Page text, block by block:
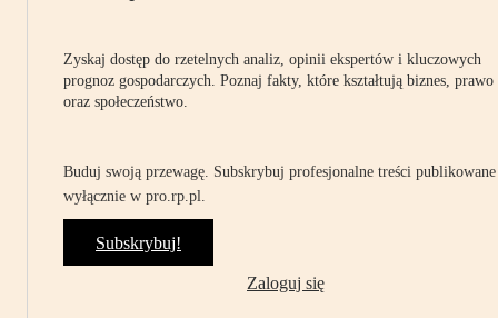
Zyskaj dostęp do rzetelnych analiz, opinii ekspertów i kluczowych
prognoz gospodarczych. Poznaj fakty, które kształtują biznes, prawo
oraz społeczeństwo.
Buduj swoją przewagę. Subskrybuj profesjonalne treści publikowane
wyłącznie w pro.rp.pl.
Subskrybuj!
Zaloguj się